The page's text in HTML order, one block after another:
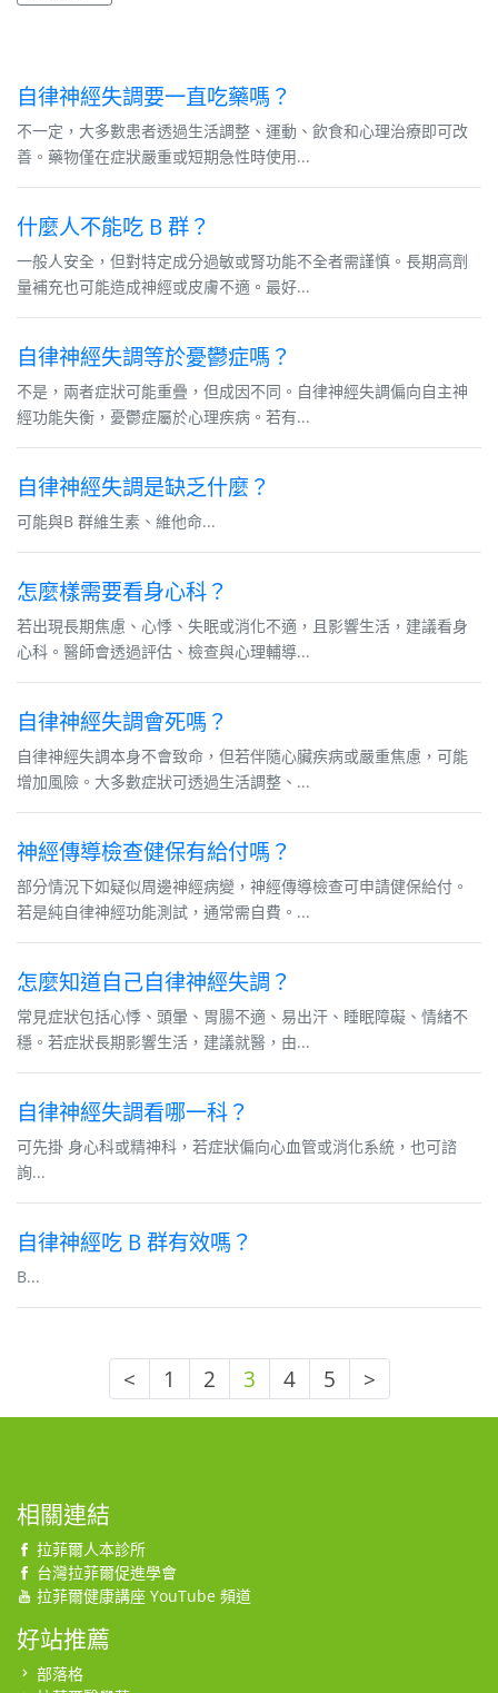
自律神經失調要一直吃藥嗎？
不一定，大多數患者透過生活調整、運動、飲食和心理治療即可改
善。藥物僅在症狀嚴重或短期急性時使用...
什麼人不能吃 B 群？
一般人安全，但對特定成分過敏或腎功能不全者需謹慎。長期高劑
量補充也可能造成神經或皮膚不適。最好...
自律神經失調等於憂鬱症嗎？
不是，兩者症狀可能重疊，但成因不同。自律神經失調偏向自主神
經功能失衡，憂鬱症屬於心理疾病。若有...
自律神經失調是缺乏什麼？
可能與B 群維生素、維他命...
怎麼樣需要看身心科？
若出現長期焦慮、心悸、失眠或消化不適，且影響生活，建議看身
心科。醫師會透過評估、檢查與心理輔導...
自律神經失調會死嗎？
自律神經失調本身不會致命，但若伴隨心臟疾病或嚴重焦慮，可能
增加風險。大多數症狀可透過生活調整、...
神經傳導檢查健保有給付嗎？
部分情況下如疑似周邊神經病變，神經傳導檢查可申請健保給付。
若是純自律神經功能測試，通常需自費。...
怎麼知道自己自律神經失調？
常見症狀包括心悸、頭暈、胃腸不適、易出汗、睡眠障礙、情緒不
穩。若症狀長期影響生活，建議就醫，由...
自律神經失調看哪一科？
可先掛 身心科或精神科，若症狀偏向心血管或消化系統，也可諮
詢...
自律神經吃 B 群有效嗎？
B...
< 1 2 3 4 5 >
相關連結
拉菲爾人本診所
台灣拉菲爾促進學會
拉菲爾健康講座 YouTube 頻道
好站推薦
部落格